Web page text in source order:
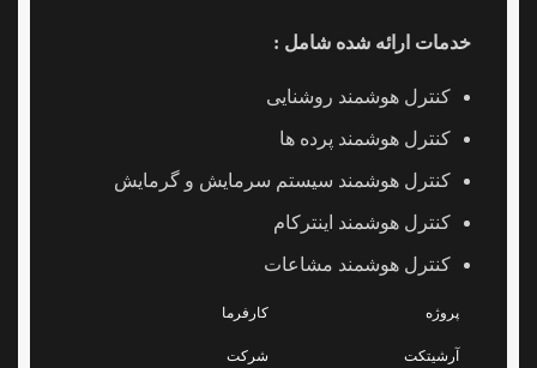
خدمات ارائه شده شامل :
کنترل هوشمند روشنایی
کنترل هوشمند پرده ها
کنترل هوشمند سیستم سرمایش و گرمایش
کنترل هوشمند اینترکام
کنترل هوشمند مشاعات
پروژه کارفرما
آرشیتکت شرکت